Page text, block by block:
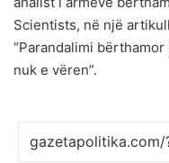
Scientists, në një
“Parandalimi
nuk e vëren”.